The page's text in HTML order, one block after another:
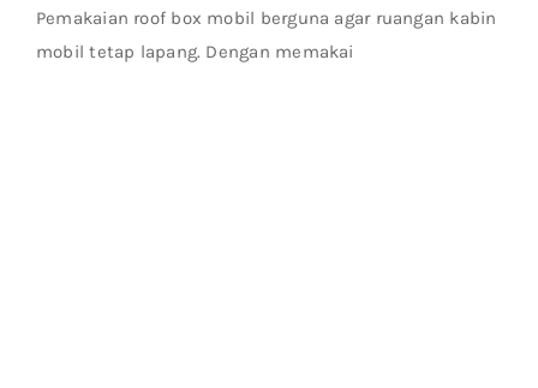
Pemakaian roof box mobil berguna agar ruangan kabin
mobil tetap lapang. Dengan memakai